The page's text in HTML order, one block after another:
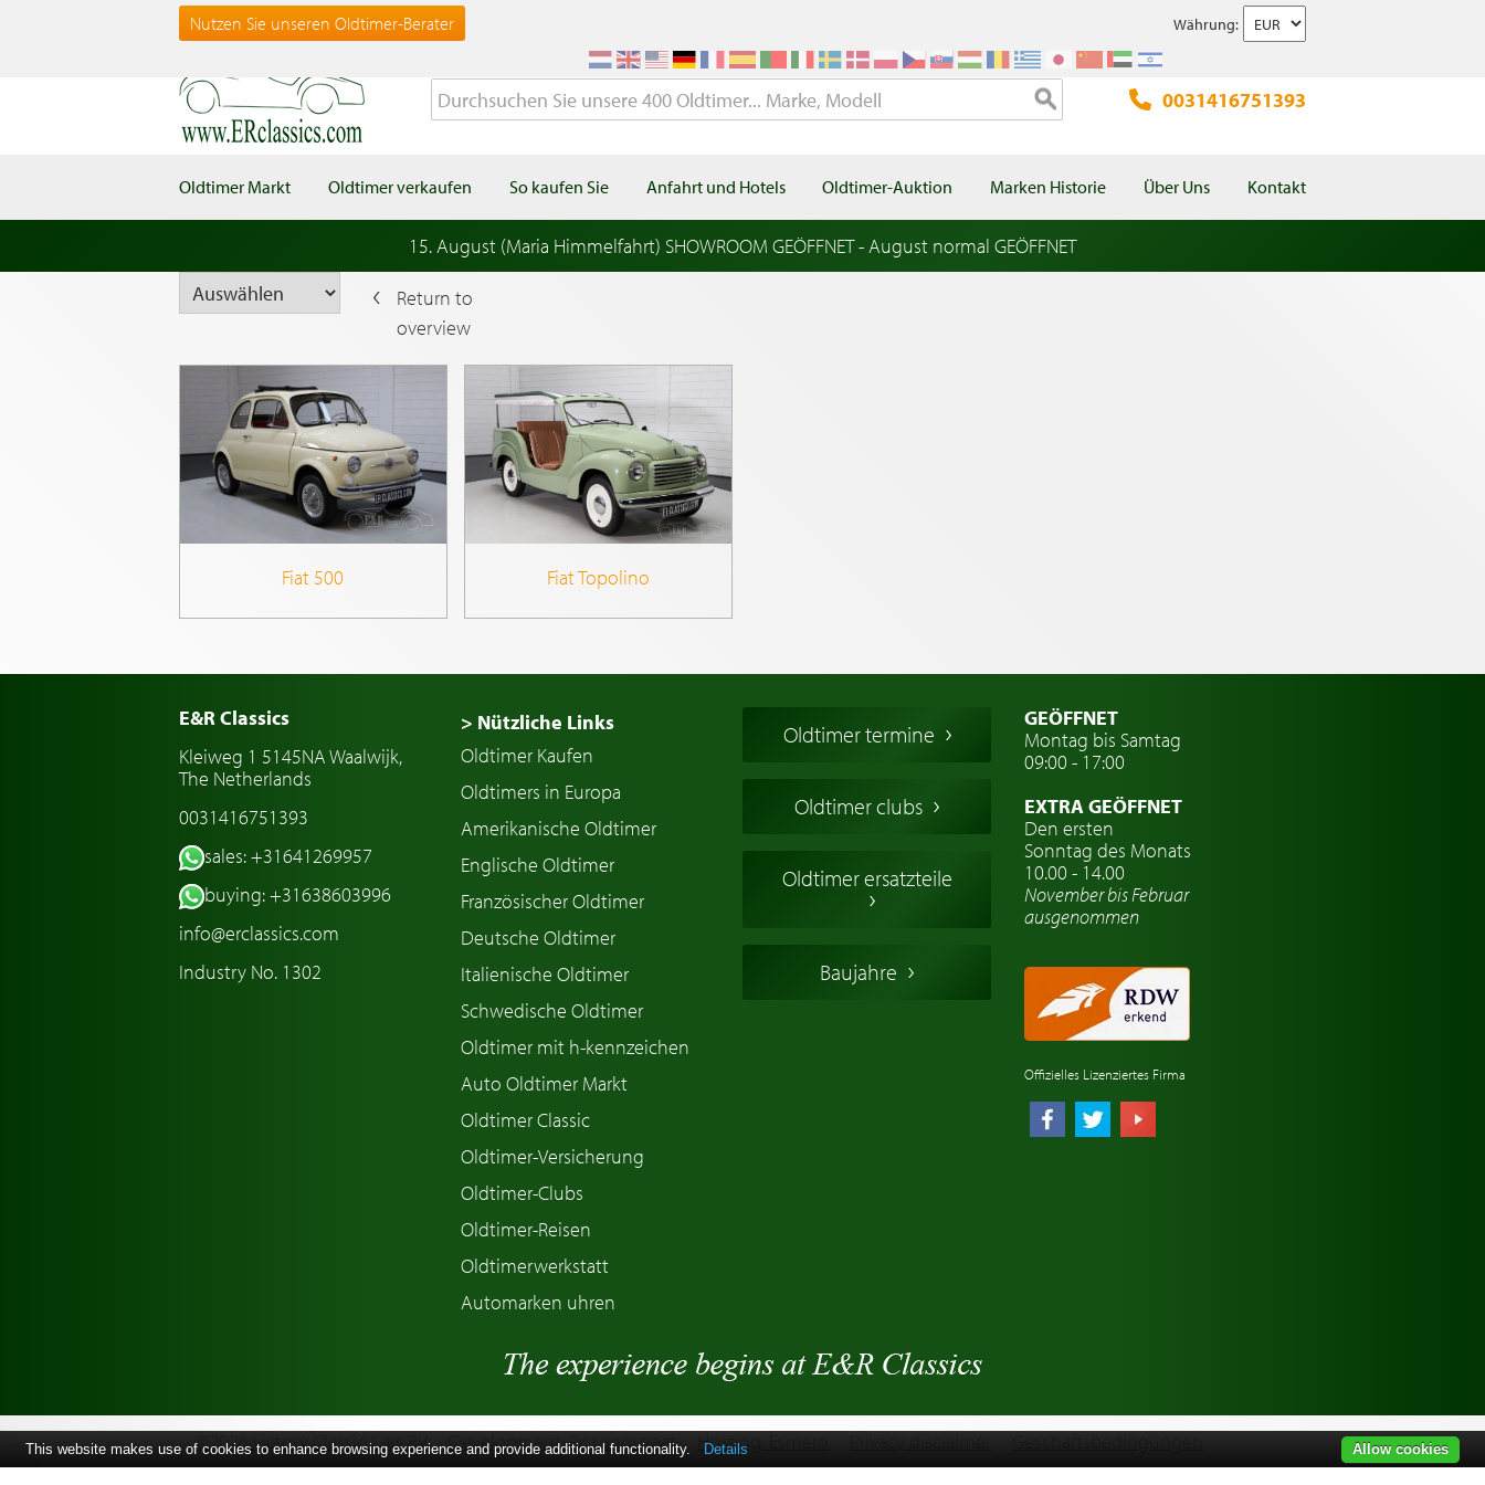
Nutzen Sie unseren Oldtimer-Berater Währung:
0031416751393
Oldtimer Markt Oldtimer verkaufen So kaufen Sie Anfahrt und Hotels Oldtimer-Auktion Marken Historie Über Uns Kontakt
15. August (Maria Himmelfahrt) SHOWROOM GEÖFFNET - August normal GEÖFFNET
Return to
overview
Fiat 500 Fiat Topolino
E&R Classics
Kleiweg 1 5145NA Waalwijk,
The Netherlands
0031416751393
sales: +31641269957
buying: +31638603996
info@erclassics.com
Industry No. 1302
> Nützliche Links
Oldtimer Kaufen
Oldtimers in Europa
Amerikanische Oldtimer
Englische Oldtimer
Französischer Oldtimer
Deutsche Oldtimer
Italienische Oldtimer
Schwedische Oldtimer
Oldtimer mit h-kennzeichen
Auto Oldtimer Markt
Oldtimer Classic
Oldtimer-Versicherung
Oldtimer-Clubs
Oldtimer-Reisen
Oldtimerwerkstatt
Automarken uhren
Oldtimer termine
Oldtimer clubs
Oldtimer ersatzteile
Baujahre
GEÖFFNET
Montag bis Samtag
09:00 - 17:00
EXTRA GEÖFFNET
Den ersten
Sonntag des Monats
10.00 - 14.00
November bis Februar
ausgenommen
Offizielles Lizenziertes Firma
©2026 Victory Classic Cars BV Development: Pc Langstraat Hosting: Esmero
This website makes use of cookies to enhance browsing experience and provide additional functionality. Details Allow cookies